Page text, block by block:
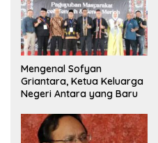
Mengenal Sofyan
Griantara, Ketua Keluarga
Negeri Antara yang Baru